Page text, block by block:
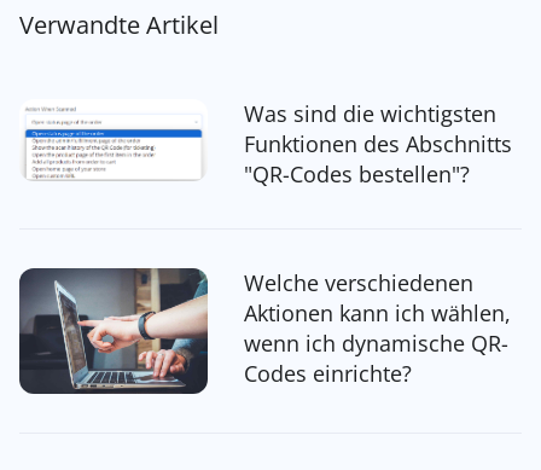
Verwandte Artikel
Was sind die wichtigsten
Funktionen des Abschnitts
"QR-Codes bestellen"?
Welche verschiedenen
Aktionen kann ich wählen,
wenn ich dynamische QR-
Codes einrichte?